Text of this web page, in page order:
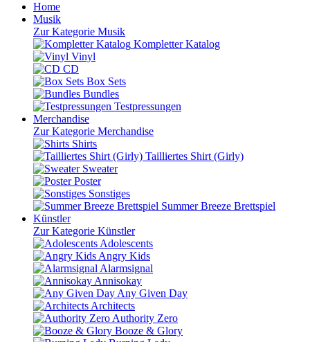
Home
Musik
Zur Kategorie Musik
Kompletter Katalog
Vinyl
CD
Box Sets
Bundles
Testpressungen
Merchandise
Zur Kategorie Merchandise
Shirts
Tailliertes Shirt (Girly)
Sweater
Poster
Sonstiges
Summer Breeze Brettspiel
Künstler
Zur Kategorie Künstler
Adolescents
Angry Kids
Alarmsignal
Annisokay
Any Given Day
Architects
Authority Zero
Booze & Glory